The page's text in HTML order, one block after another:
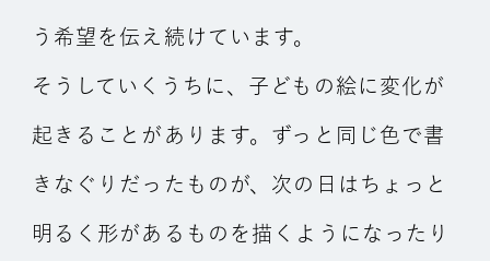
う希望を伝え続けています。
そうしていくうちに、子どもの絵に変化が
起きることがあります。ずっと同じ色で書
きなぐりだったものが、次の日はちょっと
明るく形があるものを描くようになったり